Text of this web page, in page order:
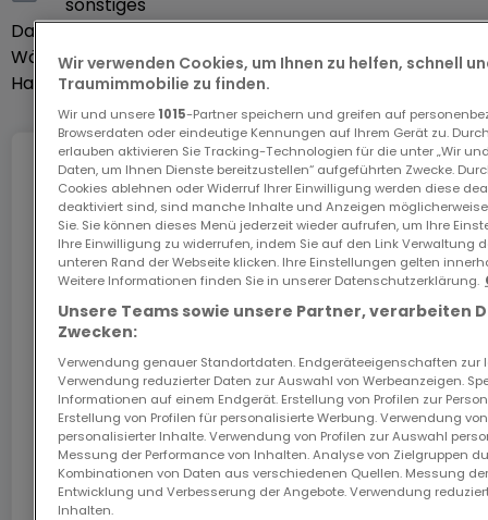
expérimenté négocier votre demande de crédit
DachbodenJa
WäschekammerJa
Haustiere erlaubtJa
Internet
Das GiGA Internet: Internet zu Hause
Sichern Sie sich mit dem Code ATHOME26 einen
Monat kostenloses Internet im schnellsten Netz
Luxemburgs.
Los geht’s
In Zusammenarbeit mit
Wir verwenden Cookies, um Ihnen zu helfen, schnell
Traumimmobilie zu finden.
Wir und unsere 1015-Partner speichern und greifen auf
Browserdaten oder eindeutige Kennungen auf Ihrem Gerät zu.
erlauben aktivieren Sie Tracking-Technologien für die unter „Wir
Daten, um Ihnen Dienste bereitzustellen“ aufgeführten Zwecke.
Cookies ablehnen oder Widerruf Ihrer Einwilligung werden diese
deaktiviert sind, sind manche Inhalte und Anzeigen
Sie. Sie können dieses Menü jederzeit wieder aufrufen, um Ihre
Ihre Einwilligung zu widerrufen, indem Sie auf den Link Verwaltung
unteren Rand der Webseite klicken. Ihre Einstellungen gelten
Weitere Informationen finden Sie in unserer Datenschutzerklärung.
Unsere Teams sowie unsere Partner, verarbeiten
Zwecken:
Verwendung genauer Standortdaten. Endgeräteeigenschaften zur
Verwendung reduzierter Daten zur Auswahl von Werbeanzeigen.
Informationen auf einem Endgerät. Erstellung von Profilen zur
Erstellung von Profilen für personalisierte Werbung. Verwendung
personalisierter Inhalte. Verwendung von Profilen zur Auswahl
Messung der Performance von Inhalten. Analyse von Zielgruppen
Kombinationen von Daten aus verschiedenen Quellen. Messung
Entwicklung und Verbesserung der Angebote. Verwendung
Inhalten.